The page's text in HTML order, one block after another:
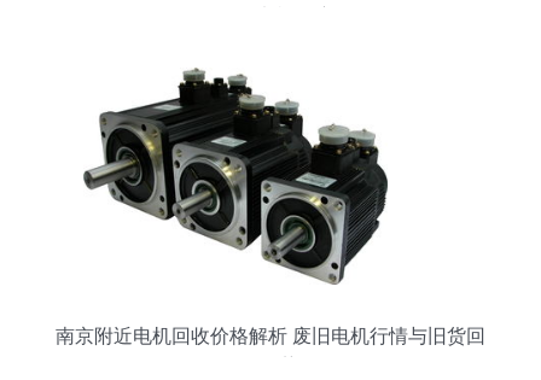
南京附近电机回收价格解析 废旧电机行情与旧货回